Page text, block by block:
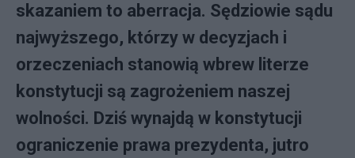
skazaniem to aberracja. Sędziowie sądu
najwyższego, którzy w decyzjach i
orzeczeniach stanowią wbrew literze
konstytucji są zagrożeniem naszej
wolności. Dziś wynajdą w konstytucji
ograniczenie prawa prezydenta, jutro